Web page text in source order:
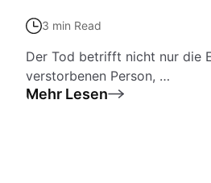
3 min Read
Der Tod betrifft nicht nur die
verstorbenen Person, …
Mehr Lesen